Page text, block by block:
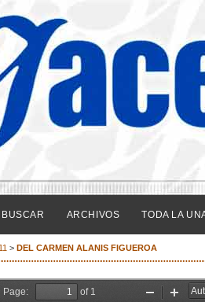
BUSCAR ARCHIVOS TODA LA
> DEL CARMEN ALANIS FIGUEROA